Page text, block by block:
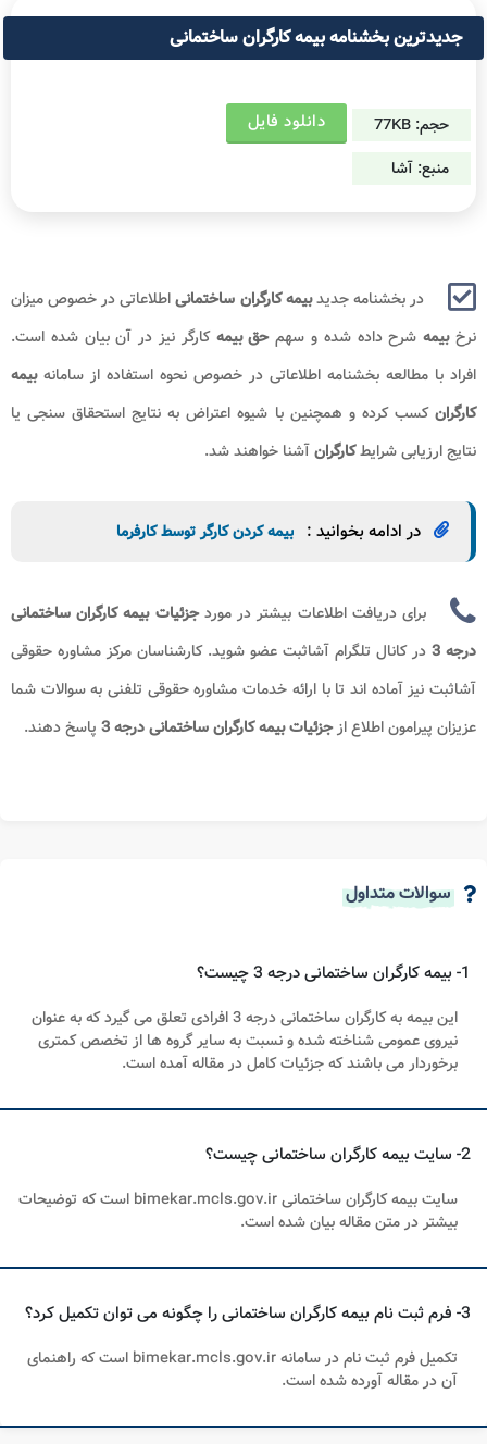
جدیدترین بخشنامه بیمه کارگران ساختمانی
حجم: 77KB
منبع: آشا
دانلود فایل
در بخشنامه جدیدبیمه کارگران ساختمانیاطلاعاتی در خصوص میزان
نرخبیمه شرح داده شده و سهمحق بیمهکارگر نیز در آن بیان شده است.
افراد با مطالعه بخشنامه اطلاعاتی در خصوص نحوه استفاده از سامانه بیمه
کارگران کسب کرده و همچنین با شیوه اعتراض به نتایج استحقاق سنجی یا
نتایج ارزیابی شرایطکارگرانآشنا خواهند شد.
در ادامه بخوانید : بیمه کردن کارگر توسط کارفرما
برای دریافت اطلاعات بیشتر در مورد جزئیات بیمه کارگران ساختمانی
درجه 3
در کانال تلگرام آشاثبت عضو شوید. کارشناسان مرکز مشاوره حقوقی
آشاثبت نیز آماده اند تا با ارائه خدمات مشاوره حقوقی تلفنی به سوالات شما
عزیزان پیرامون اطلاع ازجزئیات بیمه کارگران ساختمانی درجه 3 ​پاسخ دهند.
سوالات متداول
1- بیمه کارگران ساختمانی درجه 3 چیست؟
این بیمه به کارگران ساختمانی درجه 3 افرادی تعلق می گیرد که به عنوان
نیروی عمومی شناخته شده و نسبت به سایر گروه ها از تخصص کمتری
برخوردار می باشند که جزئیات کامل در مقاله آمده است.
2- سایت بیمه کارگران ساختمانی چیست؟
سایت بیمه کارگران ساختمانی bimekar.mcls.gov.ir است که توضیحات
بیشتر در متن مقاله بیان شده است.
3- فرم ثبت نام بیمه کارگران ساختمانی را چگونه می توان تکمیل کرد؟
تکمیل فرم ثبت نام در سامانه bimekar.mcls.gov.ir است که راهنمای
آن در مقاله آورده شده است.